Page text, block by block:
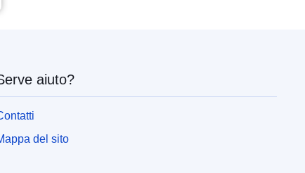
aiuto?
del sito